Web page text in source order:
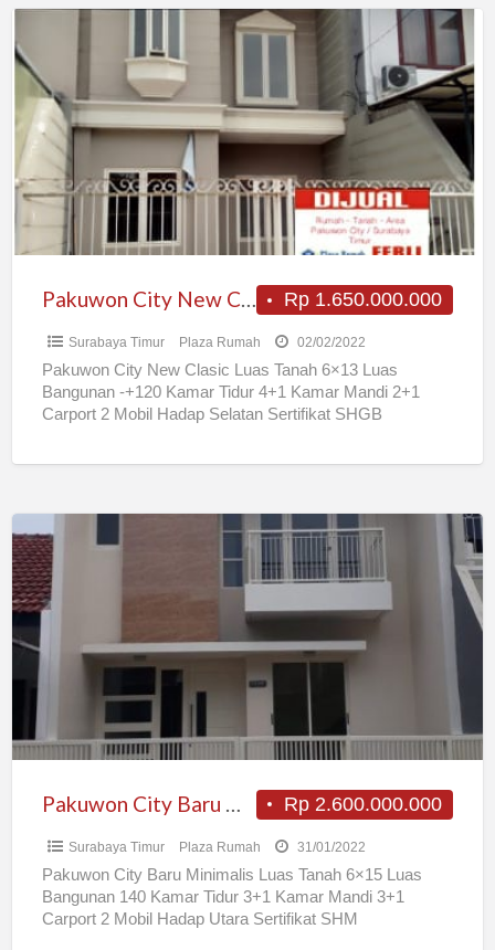
City
New
Clasic
Rp 1.650.000.000
Pakuwon City New Clasic
Surabaya Timur Plaza Rumah 02/02/2022
Pakuwon City New Clasic Luas Tanah 6×13 Luas
Bangunan -+120 Kamar Tidur 4+1 Kamar Mandi 2+1
Carport 2 Mobil Hadap Selatan Sertifikat SHGB
City
Baru
Minimalis
Rp 2.600.000.000
Pakuwon City Baru Minimalis
Surabaya Timur Plaza Rumah 31/01/2022
Pakuwon City Baru Minimalis Luas Tanah 6×15 Luas
Bangunan 140 Kamar Tidur 3+1 Kamar Mandi 3+1
Carport 2 Mobil Hadap Utara Sertifikat SHM